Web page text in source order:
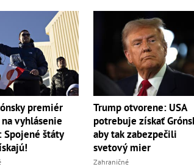
premiér
vyhlásenie
Spojené štáty
Trump otvorene: USA
potrebuje získať
aby tak zabezpečili
svetový mier
Zahraničné